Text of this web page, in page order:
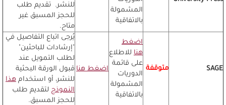
المشمولة
بالاتفاقية
للنشر. تقديم طلب
للحجز المسبق غير
متاح.
SAGE متوقفة
اضغط
هنا للاطلاع
على قائمة
الدوريات
المشمولة
بالاتفاقية
اضغط هنا
يُرجى اتباع التفاصيل في
"إرشادات للباحثين"
لطلب التمويل عند
قبول الورقة البحثية
للنشر، أو استخدام هذا
النموذج لتقديم طلب
للحجز المسبق.